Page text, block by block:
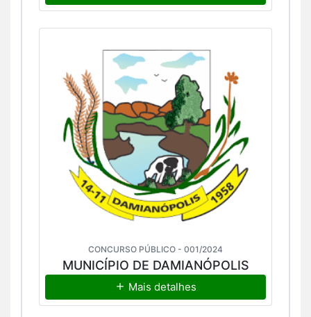
CONCURSO PÚBLICO - 001/2024
MUNICÍPIO DE DAMIANÓPOLIS
Mais detalhes